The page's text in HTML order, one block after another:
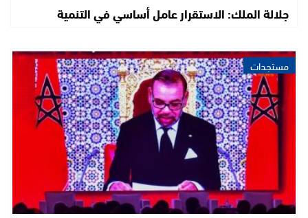
جلالة الملك: الاستقرار عامل أساسي في التنمية
مستجدات